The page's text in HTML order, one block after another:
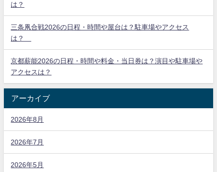
は？
三条凧合戦2026の日程・時間や屋台は？駐車場やアクセス
は？
京都薪能2026の日程・時間や料金・当日券は？演目や駐車場や
アクセスは？
アーカイブ
2026年8月
2026年7月
2026年5月